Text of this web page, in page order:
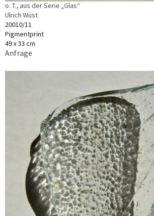
o. T., aus der Serie „Glas“
Ulrich Wüst
20010/11
Pigmentprint
49 x 33 cm
Anfrage